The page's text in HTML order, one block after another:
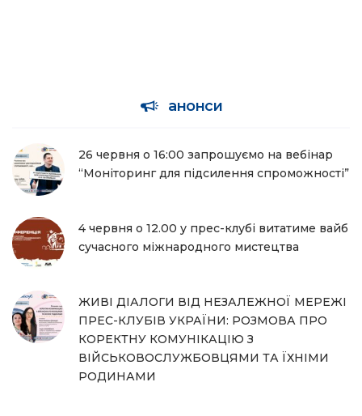
анонси
26 червня о 16:00 запрошуємо на вебінар
“Моніторинг для підсилення спроможності”
4 червня о 12.00 у прес-клубі витатиме вайб
сучасного міжнародного мистецтва
ЖИВІ ДІАЛОГИ ВІД НЕЗАЛЕЖНОЇ МЕРЕЖІ
ПРЕС-КЛУБІВ УКРАЇНИ: РОЗМОВА ПРО
КОРЕКТНУ КОМУНІКАЦІЮ З
ВІЙСЬКОВОСЛУЖБОВЦЯМИ ТА ЇХНІМИ
РОДИНАМИ